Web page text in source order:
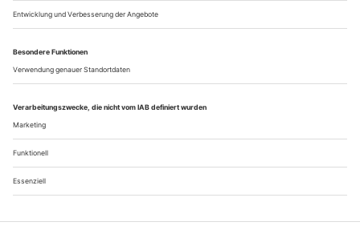
Es ist schon fast eine betriebliche Übung in den Medien
unseres Landes: Je näher es auf die Bayreuther Festspiele
zugeht, desto niedriger ist die Hürde, die eine Nachricht
überspringen muss, um eifrig publiziert zu werden. Da wird
schon einmal vermeldet, dass Katharina Wagner privat mit
Holz-Pellets heizt. Aber es gab auch Wichtiges wie den ersten
Warnstreik der...
Über uns Kontakt Kritikerumfrage Newsletter